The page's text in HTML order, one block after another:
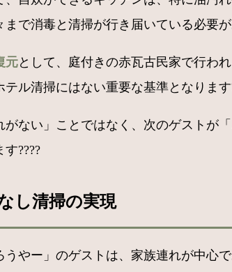
で消毒と清掃が行き届いている必要が
元として、庭付きの赤瓦古民家で行わ
ル清掃にはない重要な基準となります
ない」ことではなく、次のゲストが
????
し清掃の実現
やー」のゲストは、家族連れが中心